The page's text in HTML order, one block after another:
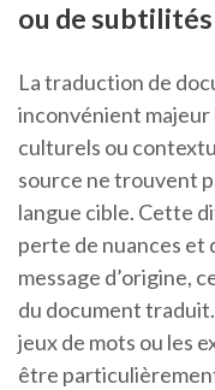
ou de
La traduction de
inconvénient
culturels ou
source ne trouvent
langue cible. Cette
perte de nuances et
message d’origine,
du document
jeux de mots ou les
être